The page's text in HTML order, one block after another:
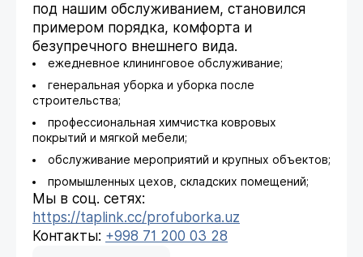
под нашим обслуживанием, становился
примером порядка, комфорта и
безупречного внешнего вида.
ежедневное клининговое обслуживание;
генеральная уборка и уборка после
строительства;
профессиональная химчистка ковровых
покрытий и мягкой мебели;
обслуживание мероприятий и крупных объектов;
промышленных цехов, складских помещений;
Мы в соц. сетях:
https://taplink.cc/profuborka.uz
Контакты: +998 71 200 03 28